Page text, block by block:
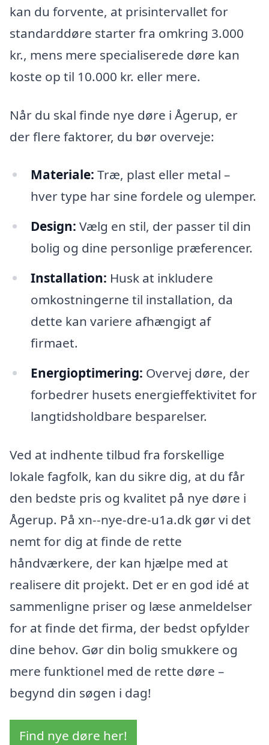
kan du forvente, at prisintervallet for
standarddøre starter fra omkring 3.000
kr., mens mere specialiserede døre kan
koste op til 10.000 kr. eller mere.
Når du skal finde nye døre i Ågerup, er
der flere faktorer, du bør overveje:
Materiale: Træ, plast eller metal –
hver type har sine fordele og ulemper.
Design: Vælg en stil, der passer til din
bolig og dine personlige præferencer.
Installation: Husk at inkludere
omkostningerne til installation, da
dette kan variere afhængigt af
firmaet.
Energioptimering: Overvej døre, der
forbedrer husets energieffektivitet for
langtidsholdbare besparelser.
Ved at indhente tilbud fra forskellige
lokale fagfolk, kan du sikre dig, at du får
den bedste pris og kvalitet på nye døre i
Ågerup. På xn--nye-dre-u1a.dk gør vi det
nemt for dig at finde de rette
håndværkere, der kan hjælpe med at
realisere dit projekt. Det er en god idé at
sammenligne priser og læse anmeldelser
for at finde det firma, der bedst opfylder
dine behov. Gør din bolig smukkere og
mere funktionel med de rette døre –
begynd din søgen i dag!
Find nye døre her!